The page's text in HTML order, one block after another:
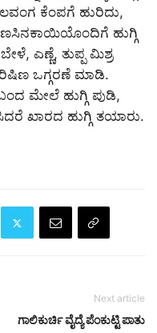
ಕೆಂಪಗೆ ಹುರಿದು,
ಹುಗ್ಗಿ
ಎಣ್ಣೆ, ತುಪ್ಪ ಮಿಶ್ರ
ಒಗ್ಗರಣೆ ಮಾಡಿ.
ಮೇಲೆ ಹುಗ್ಗಿ ಪುಡಿ,
ಖಾರದ ಹುಗ್ಗಿ ತಯಾರು.
Next article
ಗಾಲಿಕುರ್ಚಿ ವೈದ್ಯೆ ಪೆಂಕುಟ್ಟಿ ಪಾತು